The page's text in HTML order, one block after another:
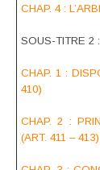
CHAP. 4 :
SOUS-TITRE 2
CHAP. 1 :
410)
CHAP. 2 :
(ART. 411 – 413)